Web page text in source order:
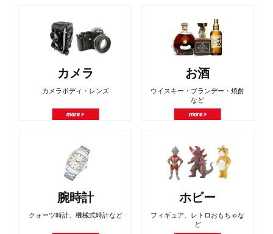
カメラ
カメラボディ・レンズ
more >
お酒
ウイスキー・ブランデー・焼酎
など
more >
腕時計
クォーツ時計、機械式時計など
ホビー
フィギュア、レトロおもちゃな
ど